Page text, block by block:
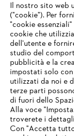
INDIRIZZO
IHR
Il nostro sito web
("cookie"). Per
"cookie
cookie che
dell'utente e
studio del
pubblicità e la
impostati solo
utilizzati da noi e
terze parti
di fuori dello
Alla voce
troverete i
Con "Accetta